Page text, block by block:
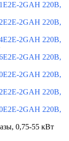
2GAH 220В,
2GAH 220В,
2GAH 220В,
2GAH 220В,
2GAH 220В,
2GAH 220В,
2GAH 220В,
0,75-55 кВт